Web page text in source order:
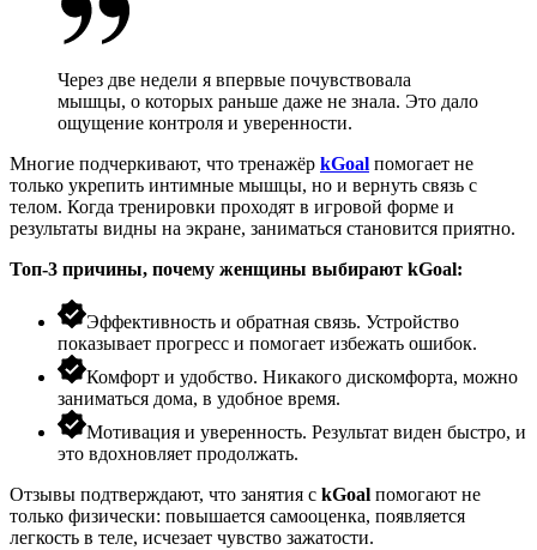
Через две недели я впервые почувствовала
мышцы, о которых раньше даже не знала. Это дало
ощущение контроля и уверенности.
Многие подчеркивают, что тренажёр kGoal помогает не
только укрепить интимные мышцы, но и вернуть связь с
телом. Когда тренировки проходят в игровой форме и
результаты видны на экране, заниматься становится приятно.
Топ-3 причины, почему женщины выбирают kGoal:
Эффективность и обратная связь. Устройство
показывает прогресс и помогает избежать ошибок.
Комфорт и удобство. Никакого дискомфорта, можно
заниматься дома, в удобное время.
Мотивация и уверенность. Результат виден быстро, и
это вдохновляет продолжать.
Отзывы подтверждают, что занятия с kGoal помогают не
только физически: повышается самооценка, появляется
легкость в теле, исчезает чувство зажатости.